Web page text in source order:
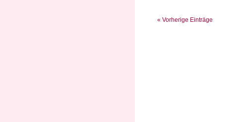
« Vorherige Einträge